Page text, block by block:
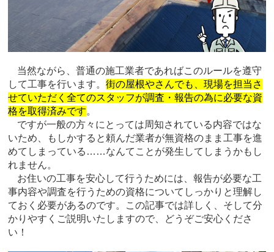
当然ながら、普通の施工業者であればこのルールを遵守
して工事を行います。街の屋根やさんでも、現場を担当さ
せていただく全てのスタッフが調査・報告の為に必要な資
格を取得済みです。
ですが一般の方々にとっては周知されている内容ではな
いため、もしかすると頼んだ業者が無資格のまま工事を進
めてしまっている……なんてことが発生してしまうかもし
れません。
お住いの工事を安心して行うためには、報告が必要な工
事内容や調査を行うための資格についてしっかりと理解し
ておく必要があるのです。この記事では詳しく、そして分
かりやすくご説明いたしますので、どうぞご安心くださ
い！